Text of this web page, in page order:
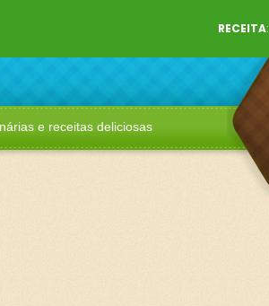
e receitas deliciosas
RECEITA: